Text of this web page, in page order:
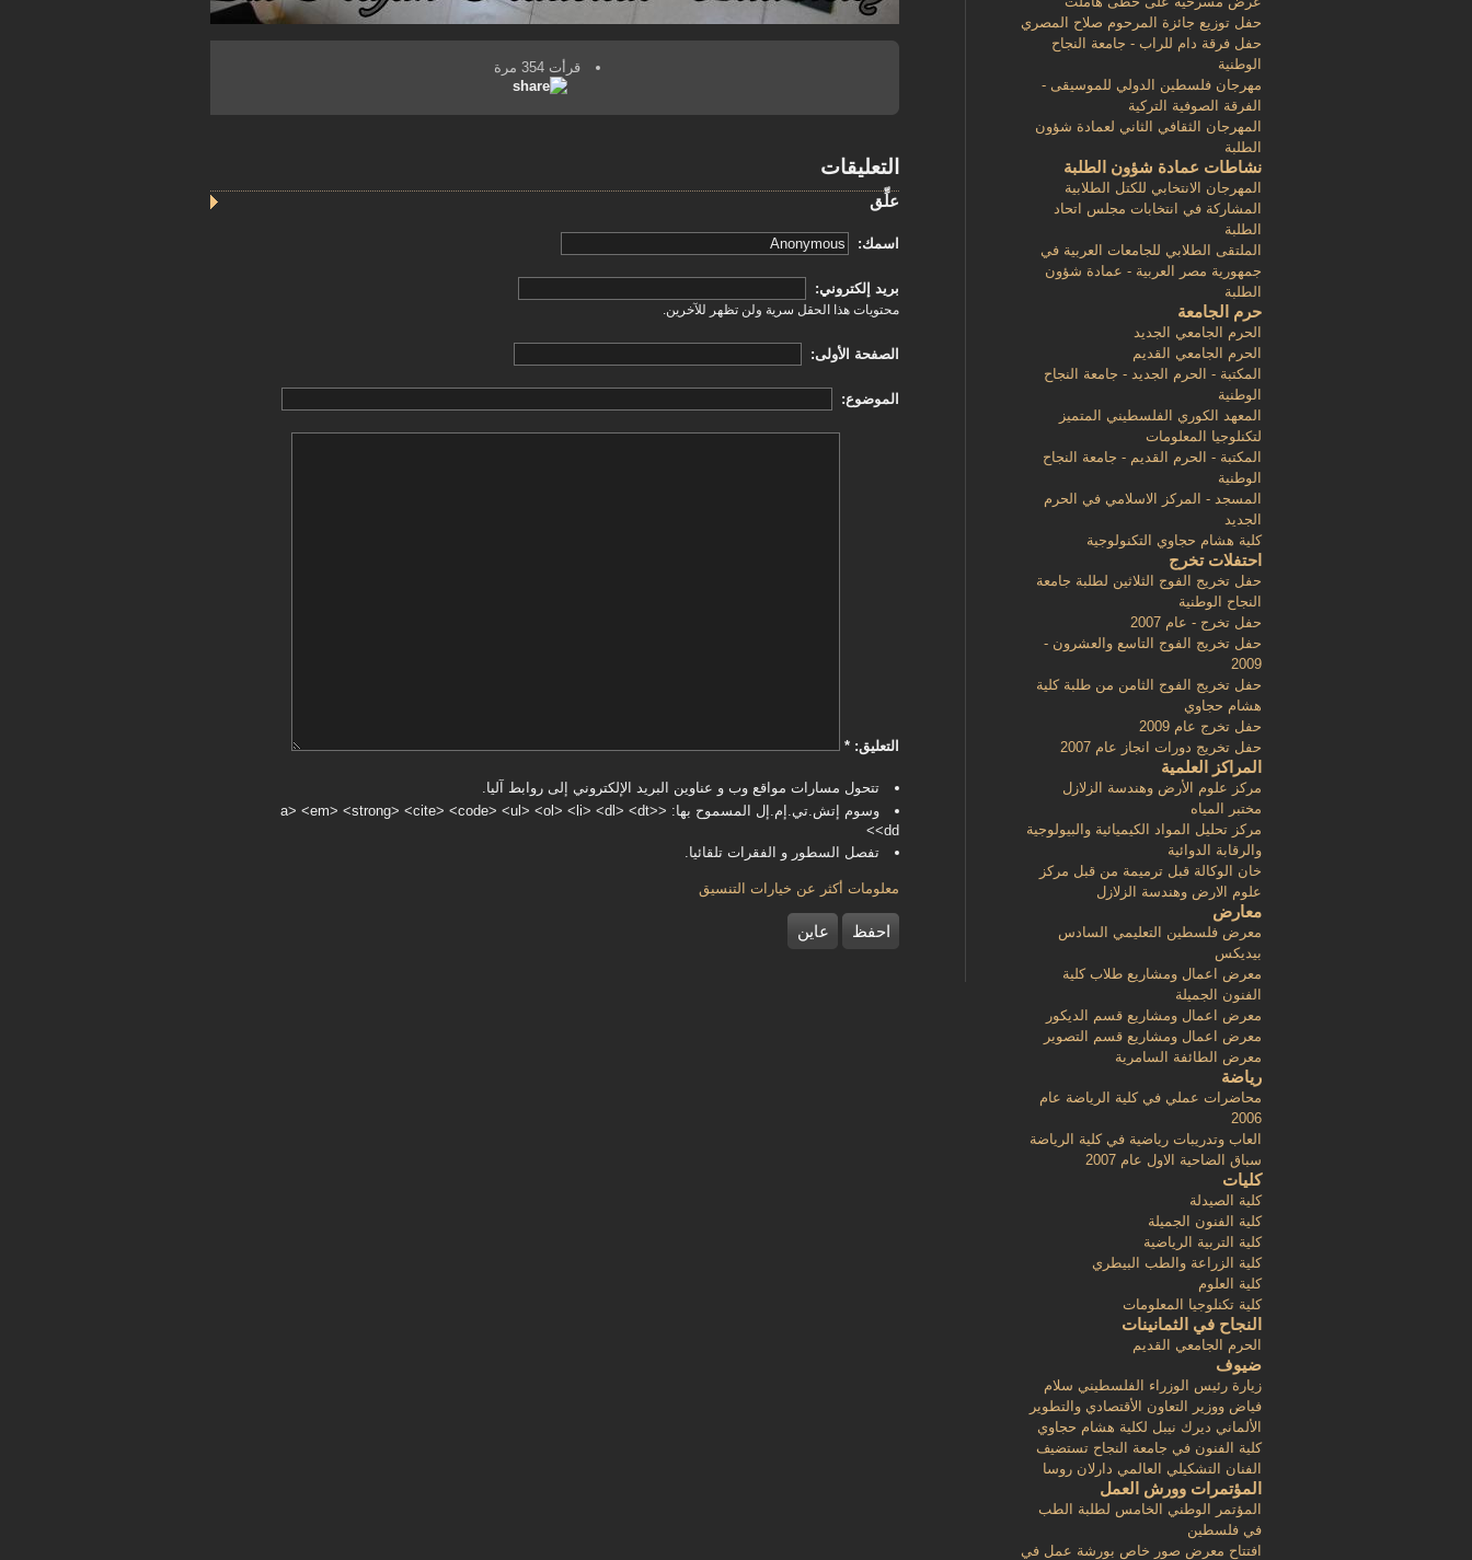
قرأت 354 مرة
التعليقات
علِّق
‏اسمك: ‏
‏بريد إلكتروني: ‏
محتويات هذا الحقل سرية ولن تظهر للآخرين.
‏الصفحة الأولى: ‏
‏الموضوع: ‏
‏التعليق: ‏ *
تتحول مسارات مواقع وب و عناوين البريد الإلكتروني إلى روابط آليا.
وسوم إتش.تي.إم.إل المسموح بها: <a> <em> <strong> <cite> <code> <ul> <ol> <li> <dl> <dt>
<dd>
تفصل السطور و الفقرات تلقائيا.
معلومات أكثر عن خيارات التنسيق
حفل توزيع جائزة المرحوم صلاح المصري
حفل فرقة دام للراب - جامعة النجاح
الوطنية
مهرجان فلسطين الدولي للموسيقى -
الفرقة الصوفية التركية
المهرجان الثقافي الثاني لعمادة شؤون
الطلبة
نشاطات عمادة شؤون الطلبة
المهرجان الانتخابي للكتل الطلابية
المشاركة في انتخابات مجلس اتحاد
الطلبة
الملتقى الطلابي للجامعات العربية في
جمهورية مصر العربية - عمادة شؤون
الطلبة
حرم الجامعة
الحرم الجامعي الجديد
الحرم الجامعي القديم
المكتبة - الحرم الجديد - جامعة النجاح
الوطنية
المعهد الكوري الفلسطيني المتميز
لتكنلوجيا المعلومات
المكتبة - الحرم القديم - جامعة النجاح
الوطنية
المسجد - المركز الاسلامي في الحرم
الجديد
كلية هشام حجاوي التكنولوجية
احتفلات تخرج
حفل تخريج الفوج الثلاثين لطلبة جامعة
النجاح الوطنية
حفل تخرج - عام 2007
حفل تخريج الفوج التاسع والعشرون -
2009
حفل تخريج الفوج الثامن من طلبة كلية
هشام حجاوي
حفل تخرج عام 2009
حفل تخريج دورات انجاز عام 2007
المراكز العلمية
مركز علوم الأرض وهندسة الزلازل
مختبر المياه
مركز تحليل المواد الكيميائية والبيولوجية
والرقابة الدوائية
خان الوكالة قبل ترميمة من قبل مركز
علوم الارض وهندسة الزلازل
معارض
معرض فلسطين التعليمي السادس
بيديكس
معرض اعمال ومشاريع طلاب كلية
الفنون الجميلة
معرض اعمال ومشاريع قسم الديكور
معرض اعمال ومشاريع قسم التصوير
معرض الطائفة السامرية
رياضة
محاضرات عملي في كلية الرياضة عام
2006
العاب وتدريبات رياضية في كلية الرياضة
سباق الضاحية الاول عام 2007
كليات
كلية الصيدلة
كلية الفنون الجميلة
كلية التربية الرياضية
كلية الزراعة والطب البيطري
كلية العلوم
كلية تكنلوجيا المعلومات
النجاح في الثمانينات
الحرم الجامعي القديم
ضيوف
زيارة رئيس الوزراء الفلسطيني سلام
فياض ووزير التعاون الأقتصادي والتطوير
الألماني ديرك نيبل لكلية هشام حجاوي
كلية الفنون في جامعة النجاح تستضيف
الفنان التشكيلي العالمي دارلان روسا
المؤتمرات وورش العمل
المؤتمر الوطني الخامس لطلبة الطب
في فلسطين
افتتاح معرض صور خاص بورشة عمل في